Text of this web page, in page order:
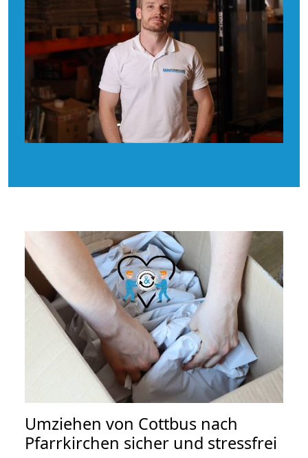
Umziehen von Cottbus nach
Pfarrkirchen sicher und stressfrei